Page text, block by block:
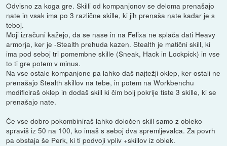
Odvisno za koga gre. Skilli od kompanjonov se deloma prenašajo
nate in vsak ima po 3 različne skille, ki jih prenaša nate kadar je s
teboj.
Moji izračuni kažejo, da se nase in na Felixa ne splača dati Heavy
armorja, ker je -Stealth prehuda kazen. Stealth je matični skill, ki
ima pod seboj tri pomembne skille (Sneak, Hack in Lockpick) in vse
to ti gre potem v minus.
Na vse ostale kompanjone pa lahko daš najtežji oklep, ker ostali ne
prenašajo Stealth skillov na tebe, in potem na Workbenchu
modificiraš oklep in dodaš skill ki čim bolj pokrije tiste 3 skille, ki se
prenašajo nate.
Če vse dobro pokombiniraš lahko določen skill samo z obleko
spraviš iz 50 na 100, ko imaš s seboj dva spremljevalca. Za povrh
pa obstaja še Perk, ki ti podvoji vpliv +skillov iz oblek.